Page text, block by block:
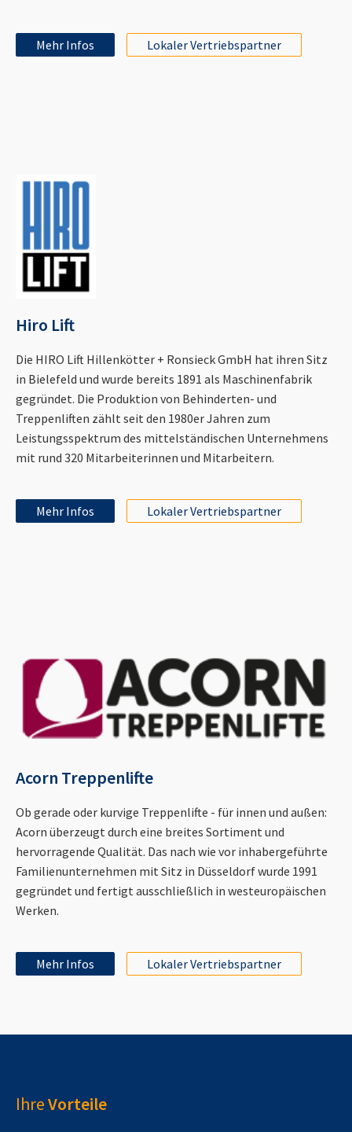
Mehr Infos Lokaler Vertriebspartner
Hiro Lift
Die HIRO Lift Hillenkötter + Ronsieck GmbH hat ihren Sitz
in Bielefeld und wurde bereits 1891 als Maschinenfabrik
gegründet. Die Produktion von Behinderten- und
Treppenliften zählt seit den 1980er Jahren zum
Leistungsspektrum des mittelständischen Unternehmens
mit rund 320 Mitarbeiterinnen und Mitarbeitern.
Mehr Infos Lokaler Vertriebspartner
Acorn Treppenlifte
Ob gerade oder kurvige Treppenlifte - für innen und außen:
Acorn überzeugt durch eine breites Sortiment und
hervorragende Qualität. Das nach wie vor inhabergeführte
Familienunternehmen mit Sitz in Düsseldorf wurde 1991
gegründet und fertigt ausschließlich in westeuropäischen
Werken.
Mehr Infos Lokaler Vertriebspartner
IhreVorteile